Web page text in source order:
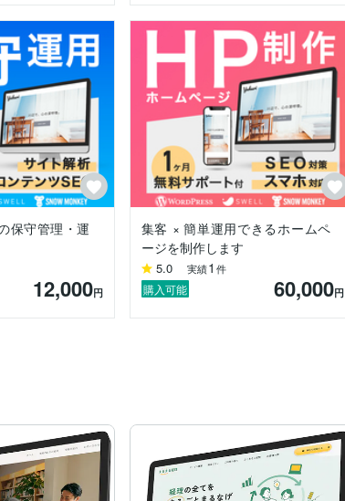
保守管理・運
12,000円
集客 × 簡単運用できるホームペ
ージを制作します
5.0 実績1 件
購入可能 60,000円